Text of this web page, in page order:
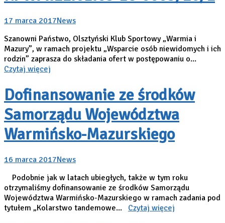
17 marca 2017News
Szanowni Państwo, Olsztyński Klub Sportowy „Warmia i
Mazury”, w ramach projektu „Wsparcie osób niewidomych i ich
rodzin” zaprasza do składania ofert w postępowaniu o...
Czytaj więcej
Dofinansowanie ze środków
Samorządu Województwa
Warmińsko-Mazurskiego
16 marca 2017News
Podobnie jak w latach ubiegłych, także w tym roku
otrzymaliśmy dofinansowanie ze środków Samorządu
Województwa Warmińsko-Mazurskiego w ramach zadania pod
tytułem „Kolarstwo tandemowe... Czytaj więcej